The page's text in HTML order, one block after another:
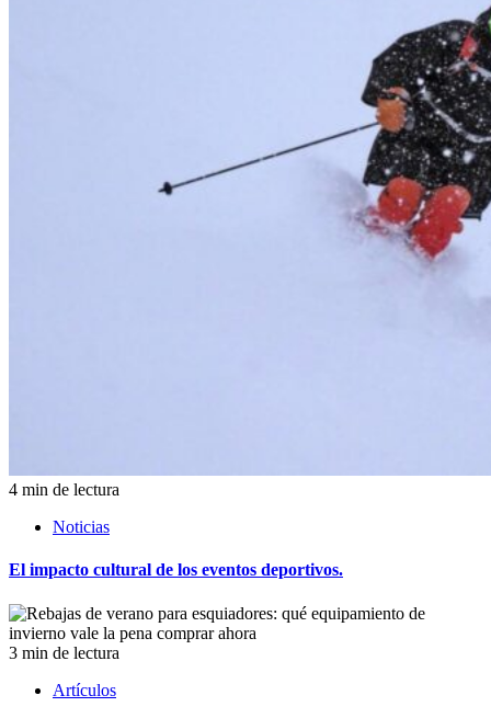
4 min de lectura
Noticias
El impacto cultural de los eventos deportivos.
3 min de lectura
Artículos